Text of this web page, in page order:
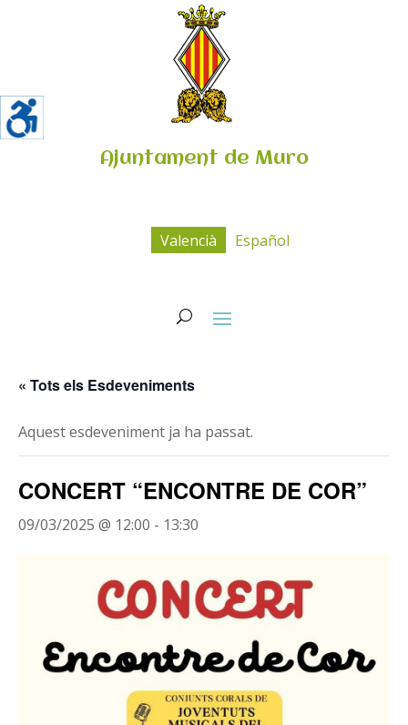
Ajuntament de Muro
Valencià Español
« Tots els Esdeveniments
Aquest esdeveniment ja ha passat.
CONCERT “ENCONTRE DE COR”
09/03/2025 @ 12:00 - 13:30